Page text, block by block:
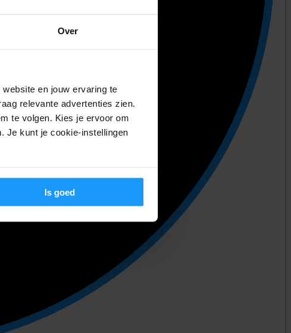
Over
en jouw ervaring te
relevante advertenties zien.
te volgen. Kies je ervoor om
Je kunt je cookie-instellingen
Is goed